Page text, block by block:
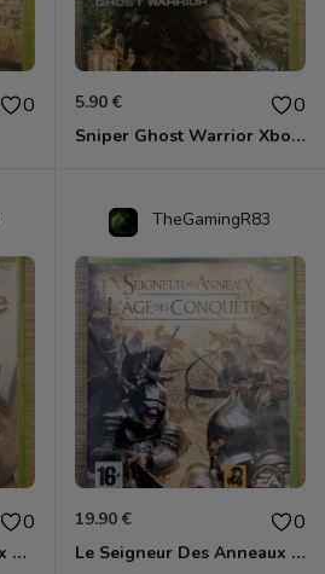
0 5.90 € 0
Sniper Ghost Warrior Xbox 360
0
Shrek Le Troisième Xbox 360
TheGamingR83
19.90 € 0
Le Seigneur Des Anneaux - L'âge Des Conquêtes Xbox 360